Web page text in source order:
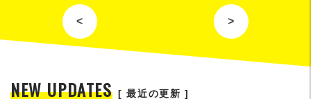
< >
NEW UPDATES [ 最近の更新 ]